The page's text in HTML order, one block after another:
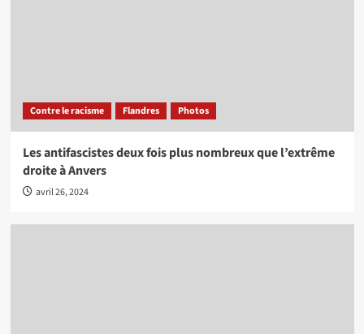
Contre le racisme Flandres Photos
Les antifascistes deux fois plus nombreux que l’extrême
droite à Anvers
avril 26, 2024